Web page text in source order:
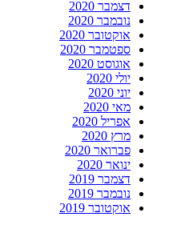
דצמבר 2020
נובמבר 2020
אוקטובר 2020
ספטמבר 2020
אוגוסט 2020
יולי 2020
יוני 2020
מאי 2020
אפריל 2020
מרץ 2020
פברואר 2020
ינואר 2020
דצמבר 2019
נובמבר 2019
אוקטובר 2019